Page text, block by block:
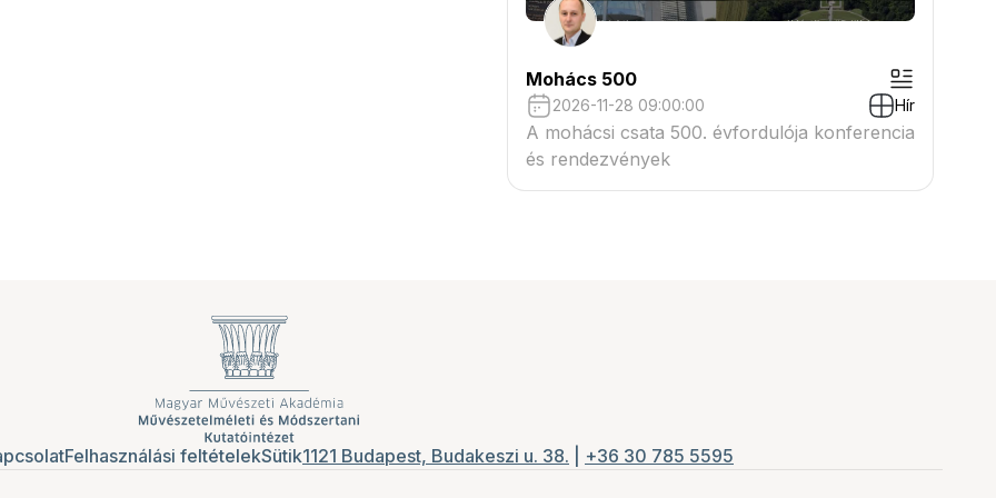
Mohács 500
2026-11-28 09:00:00 Hír
A mohácsi csata 500. évfordulója konferencia
és rendezvények
Felhasználási feltételekSütik1121 Budapest, Budakeszi u. 38. +36 30 785 5595